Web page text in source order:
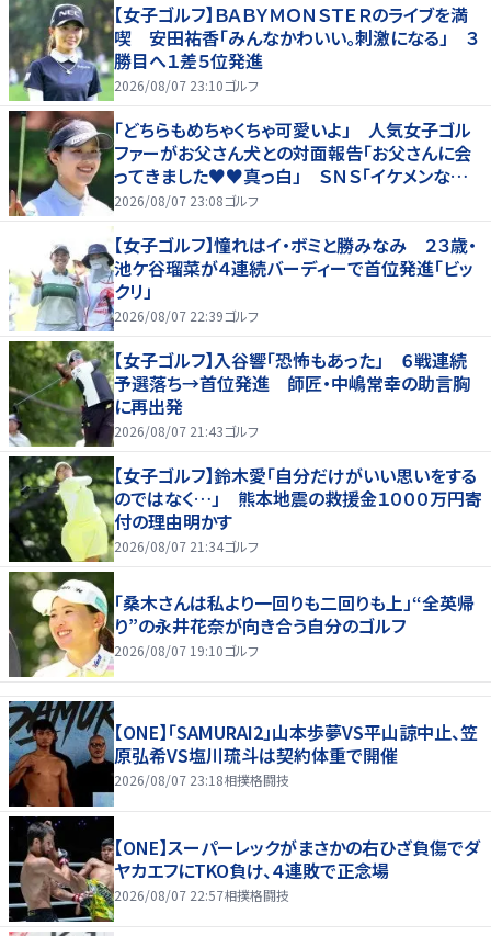
【女子ゴルフ】ＢＡＢＹＭＯＮＳＴＥＲのライブを満
喫 安田祐香「みんなかわいい。刺激になる」 ３
勝目へ１差５位発進
2026/08/07 23:10ゴルフ
「どちらもめちゃくちゃ可愛いよ」 人気女子ゴル
ファーがお父さん犬との対面報告「お父さんに会
ってきました♥♥真っ白」 ＳＮＳ「イケメンなお
父さん」「白戸家入りするんですか？」
2026/08/07 23:08ゴルフ
【女子ゴルフ】憧れはイ・ボミと勝みなみ ２３歳・
池ケ谷瑠菜が４連続バーディーで首位発進「ビッ
クリ」
2026/08/07 22:39ゴルフ
【女子ゴルフ】入谷響「恐怖もあった」 ６戦連続
予選落ち→首位発進 師匠・中嶋常幸の助言胸
に再出発
2026/08/07 21:43ゴルフ
【女子ゴルフ】鈴木愛「自分だけがいい思いをする
のではなく…」 熊本地震の救援金１０００万円寄
付の理由明かす
2026/08/07 21:34ゴルフ
「桑木さんは私より一回りも二回りも上」“全英帰
り”の永井花奈が向き合う自分のゴルフ
2026/08/07 19:10ゴルフ
【ONE】「SAMURAI2」山本歩夢VS平山諒中止、笠
原弘希VS塩川琉斗は契約体重で開催
2026/08/07 23:18相撲格闘技
【ONE】スーパーレックがまさかの右ひざ負傷でダ
ヤカエフにTKO負け、４連敗で正念場
2026/08/07 22:57相撲格闘技